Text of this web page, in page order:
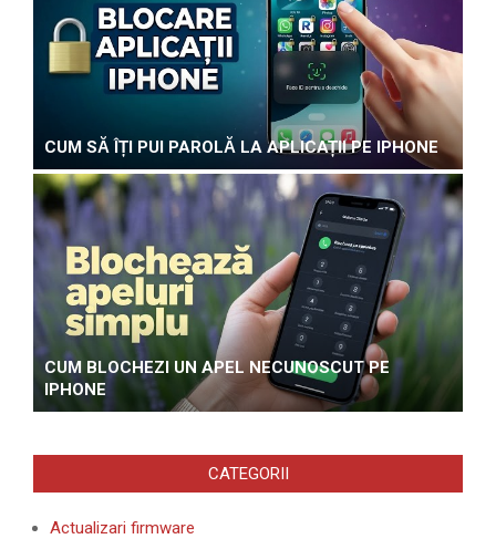
CUM SĂ ÎȚI PUI PAROLĂ LA APLICAȚII PE IPHONE
CUM BLOCHEZI UN APEL NECUNOSCUT PE
IPHONE
CATEGORII
Actualizari firmware